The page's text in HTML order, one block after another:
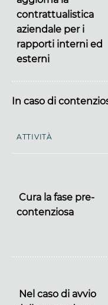
contrattualistica
aziendale per i
rapporti interni ed
esterni
In caso di
ATTIVITÀ
Cura la fase pre-
contenziosa
Nel caso di avvio